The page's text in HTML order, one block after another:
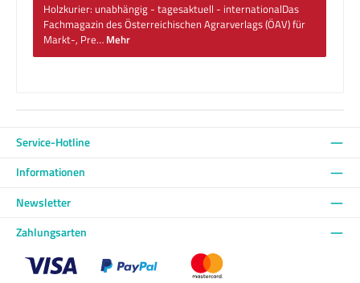
Holzkurier: unabhängig - tagesaktuell - internationalDas
Fachmagazin des Österreichischen Agrarverlags (ÖAV) für
Markt-, Pre… Mehr
Service-Hotline
Informationen
Newsletter
Zahlungsarten